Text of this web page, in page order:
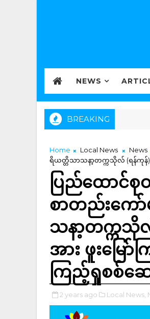
NEWS
BREAKING
Home Local News News
ရိယတ္တိသာသနာ့တက္ကသိုလ် (ရန်ကုန်)
ပြည်ထောင်စု
စာတည်းကေ
သနာ့တက္ကသိုလ်
အား ဖူးမြ
ကြည့်ရှုစစ်ဆ
2 years ago Local News,